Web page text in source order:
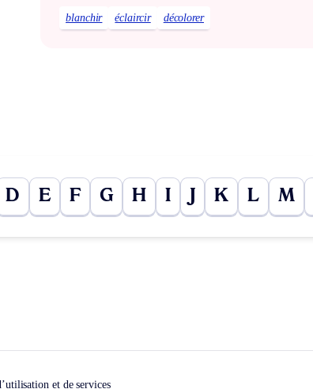
blanchir éclaircir décolorer
D E F G H I J K L M
et de services